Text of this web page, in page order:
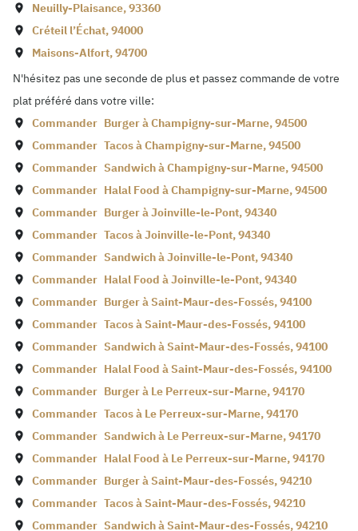
Neuilly-Plaisance,93360
Créteil l’Échat,94000
Maisons-Alfort,94700
N'hésitez pas une seconde de plus et passez commande de votre
plat préféré dans votre ville:
Commander Burger àChampigny-sur-Marne,94500
Commander Tacos àChampigny-sur-Marne,94500
Commander Sandwich àChampigny-sur-Marne,94500
Commander Halal Food àChampigny-sur-Marne,94500
Commander Burger àJoinville-le-Pont,94340
Commander Tacos àJoinville-le-Pont,94340
Commander Sandwich àJoinville-le-Pont,94340
Commander Halal Food àJoinville-le-Pont,94340
Commander Burger àSaint-Maur-des-Fossés,94100
Commander Tacos àSaint-Maur-des-Fossés,94100
Commander Sandwich àSaint-Maur-des-Fossés,94100
Commander Halal Food àSaint-Maur-des-Fossés,94100
Commander Burger à Le Perreux-sur-Marne,94170
Commander Tacos à Le Perreux-sur-Marne,94170
Commander Sandwich à Le Perreux-sur-Marne,94170
Commander Halal Food à Le Perreux-sur-Marne,94170
Commander Burger àSaint-Maur-des-Fossés,94210
Commander Tacos àSaint-Maur-des-Fossés,94210
Commander Sandwich àSaint-Maur-des-Fossés,94210